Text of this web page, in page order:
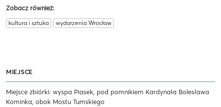
Zobacz również:
kultura i sztuka wydarzenia Wrocław
MIEJSCE
Miejsce zbiórki: wyspa Piasek, pod pomnikiem Kardynała Bolesława
Kominka, obok Mostu Tumskiego